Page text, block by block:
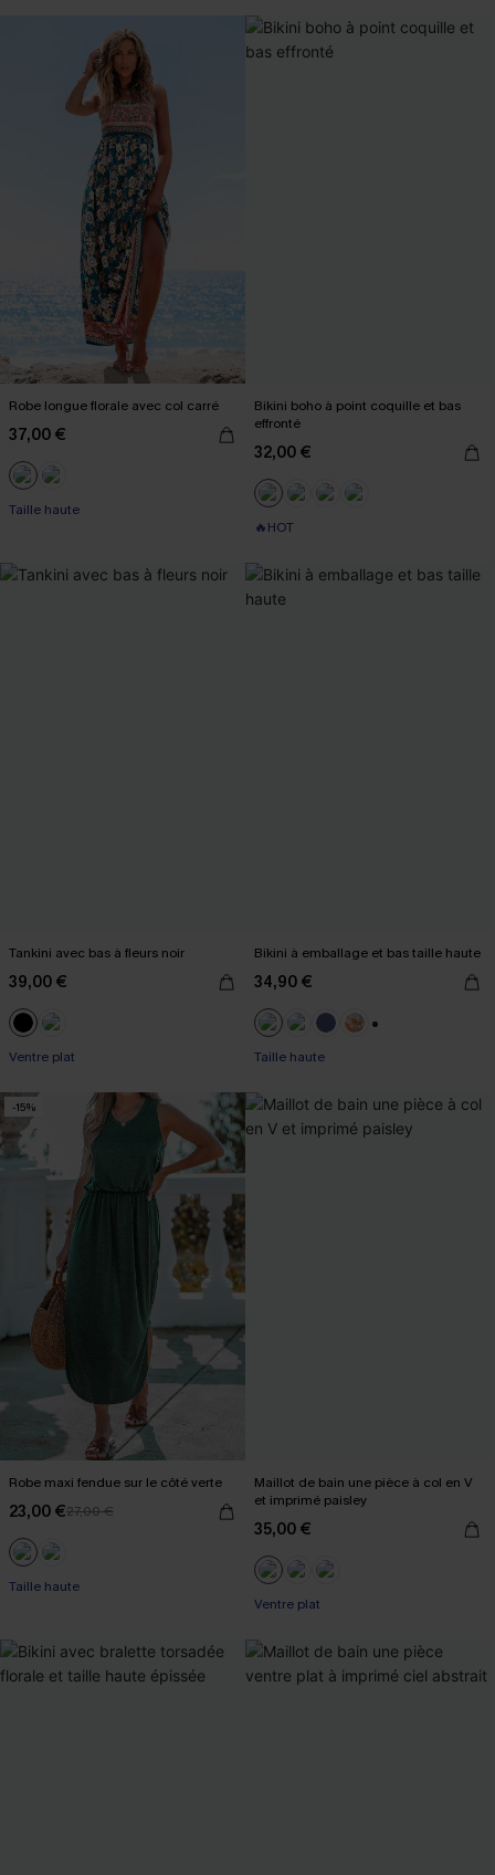
Robe longue florale avec col carré
37,00 €
Taille haute
Bikini boho à point coquille et bas
effronté
32,00 €
🔥HOT
Tankini avec bas à fleurs noir
39,00 €
Ventre plat
Bikini à emballage et bas taille haute
34,90 €
Taille haute
-15%
Robe maxi fendue sur le côté verte
23,00 €27,00 €
Taille haute
Maillot de bain une pièce à col en V
et imprimé paisley
35,00 €
Ventre plat